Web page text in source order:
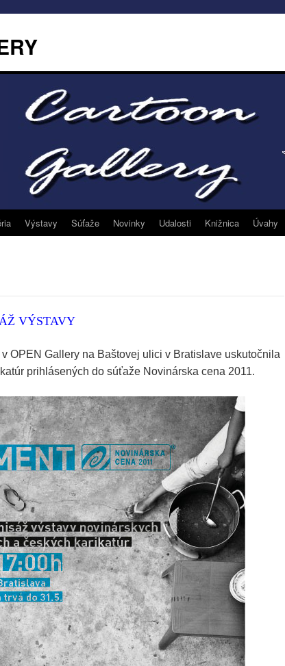
Výstavy Súťaže Novinky Udalosti Knižnica Úvahy
VÝSTAVY
OPEN Gallery na Baštovej ulici v Bratislave uskutočnila
prihlásených do súťaže Novinárska cena 2011.